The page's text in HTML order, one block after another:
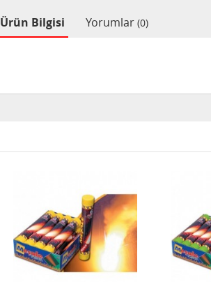
Ürün Bilgisi Yorumlar (0)